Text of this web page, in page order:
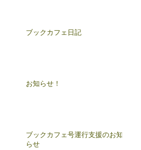
ブックカフェ日記
お知らせ！
ブックカフェ号運行支援のお知
らせ